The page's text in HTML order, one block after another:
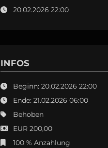
20.02.2026 22:00
INFOS
Beginn: 20.02.2026 22:00
Ende: 21.02.2026 06:00
Behoben
EUR 200,00
100 % Anzahlung